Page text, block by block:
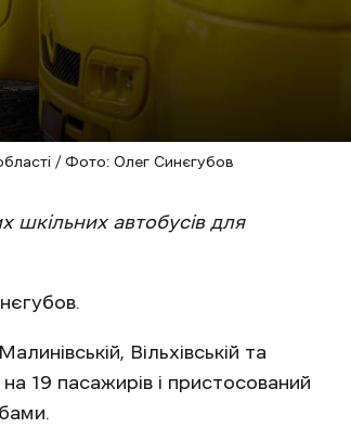
/ Фото: Олег Синєгубов
шкільних автобусів для
Вільхівській та
19 пасажирів і пристосований